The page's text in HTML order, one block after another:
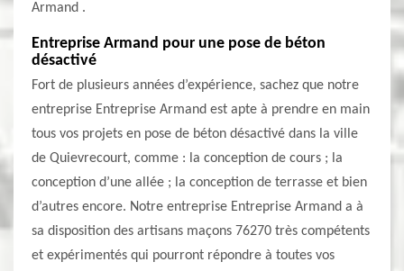
Armand .
Entreprise Armand pour une pose de béton
désactivé
Fort de plusieurs années d’expérience, sachez que notre
entreprise Entreprise Armand est apte à prendre en main
tous vos projets en pose de béton désactivé dans la ville
de Quievrecourt, comme : la conception de cours ; la
conception d’une allée ; la conception de terrasse et bien
d’autres encore. Notre entreprise Entreprise Armand a à
sa disposition des artisans maçons 76270 très compétents
et expérimentés qui pourront répondre à toutes vos